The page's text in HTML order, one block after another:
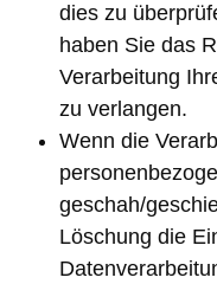
dies zu
haben Sie das
Verarbeitung
zu verlangen.
Wenn die
geschah/
Löschung die